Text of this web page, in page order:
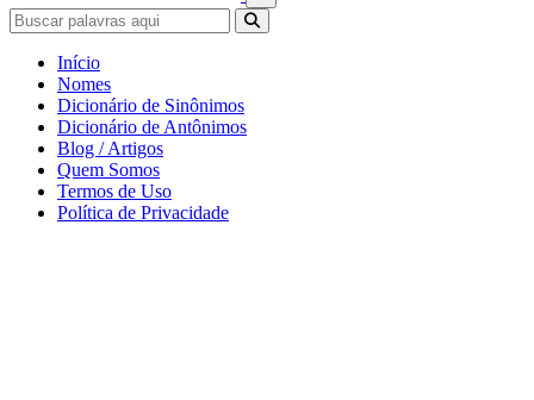
Início
Nomes
Dicionário de Sinônimos
Dicionário de Antônimos
Blog / Artigos
Quem Somos
Termos de Uso
Política de Privacidade